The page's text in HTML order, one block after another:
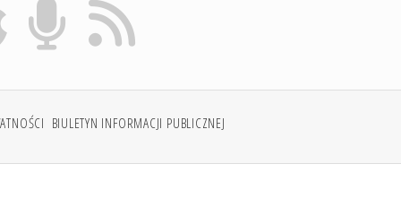
BIULETYN INFORMACJI PUBLICZNEJ